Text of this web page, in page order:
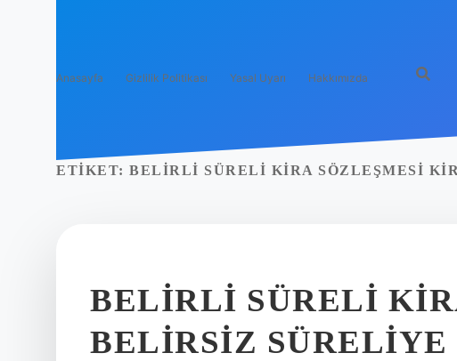
Anasayfa Gizlilik Politikası Yasal Uyarı Hakkımızda
ETIKET: BELIRLI SÜRELI KIRA SÖZLEŞMESI
BELIRLI SÜRELI
BELIRSIZ SÜRELIYE